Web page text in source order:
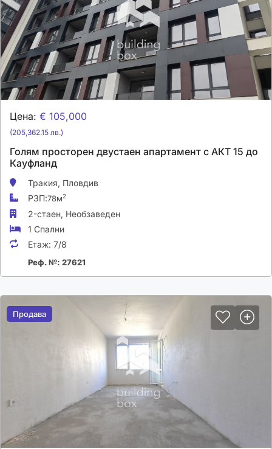
Цена: € 105,000
(205,362.15 лв.)
Голям просторен двустаен апартамент с АКТ 15 до
Кауфланд
Тракия, Пловдив
РЗП:78м2
2-стаен, Необзаведен
1 Спални
Етаж: 7/8
Реф. №: 27621
Продава
Продава